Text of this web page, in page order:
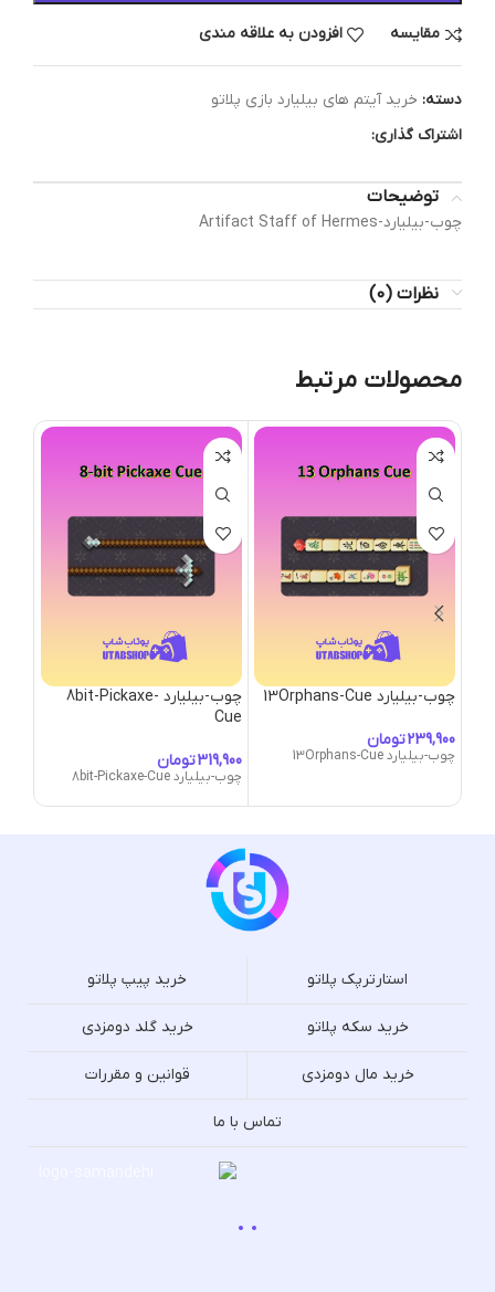
مقایسه افزودن به علاقه مندی
دسته: خرید آیتم های بیلیارد بازی پلاتو
اشتراک گذاری:
توضیحات
چوب-بیلیارد-Artifact Staff of Hermes
نظرات (0)
محصولات مرتبط
چوب-بیلیارد 13Orphans-Cue
تومان
چوب-بیلیارد 13Orphans-Cue
چوب-بیلیارد 8bit-Pickaxe-
Cue
تومان
چوب-بیلیارد 8bit-Pickaxe-Cue
استارترپک پلاتو خرید پیپ پلاتو
خرید سکه پلاتو خرید گلد دومزدی
خرید مال دومزدی قوانین و مقررات
تماس با ما